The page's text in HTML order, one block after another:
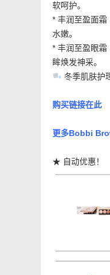
软呵护。
* 丰润至盈面霜
水嫩。
* 丰润至盈眼霜
眸焕发神采。
冬季肌肤护
购买链接在此
更多Bobbi
★ 自动优惠！